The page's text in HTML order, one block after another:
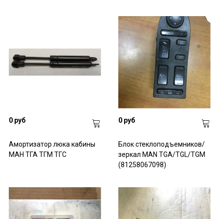
0 руб
Амортизатор люка кабины
МАН ТГА ТГМ ТГС
0 руб
Блок стеклоподъемников/
зеркал MAN TGA/TGL/TGM
(81258067098)